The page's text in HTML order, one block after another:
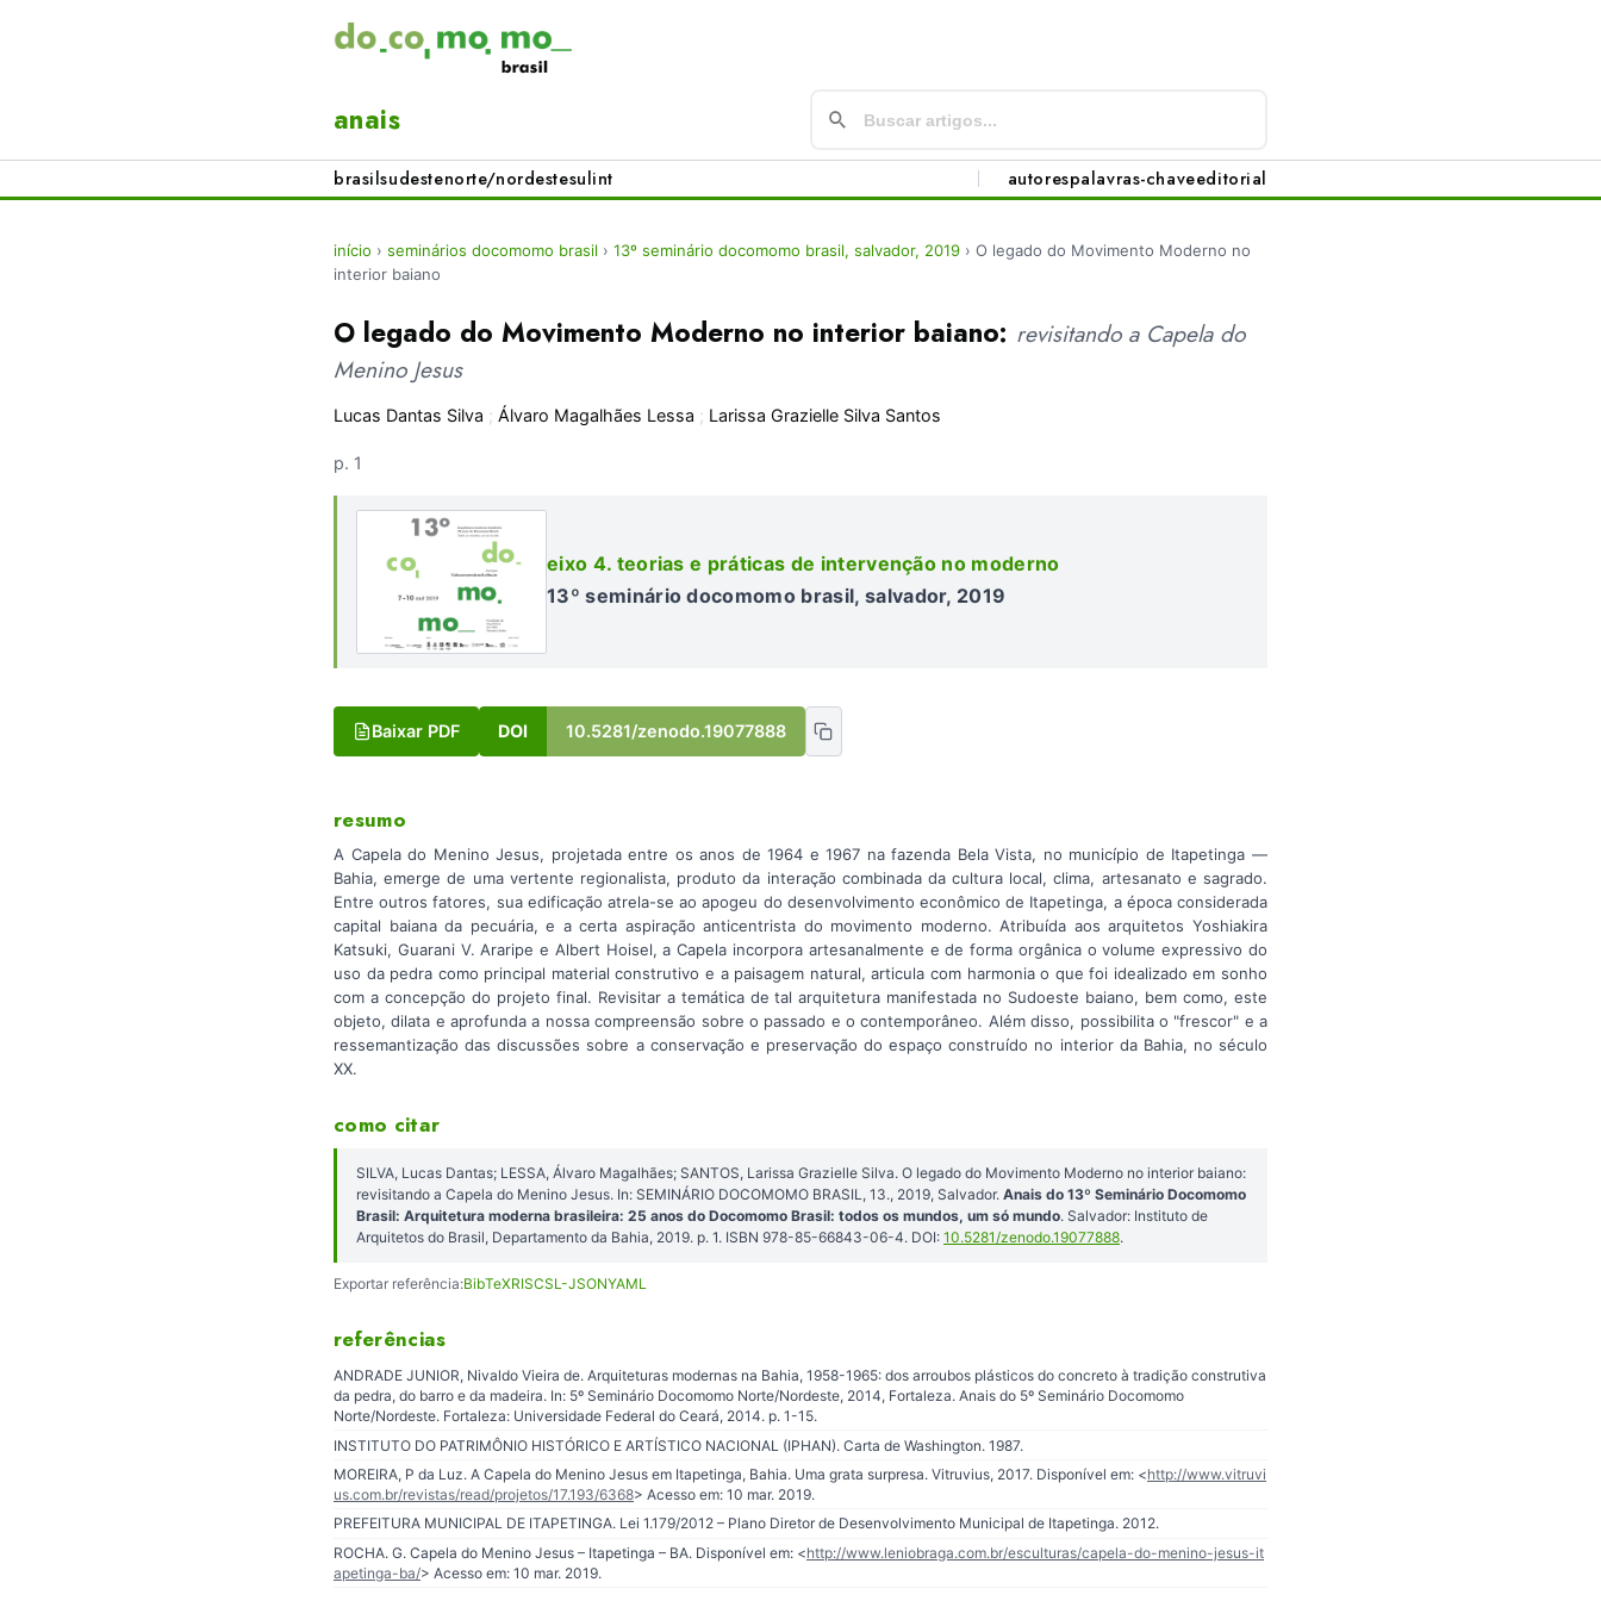
anais
brasilsudestenorte/nordestesulint autorespalavras-chaveeditorial
início › seminários docomomo brasil › 13º seminário docomomo brasil, salvador, 2019 › O legado do Movimento Moderno no
interior baiano
O legado do Movimento Moderno no interior baiano: revisitando a Capela do
Menino Jesus
Lucas Dantas Silva ; Álvaro Magalhães Lessa ; Larissa Grazielle Silva Santos
p. 1
eixo 4. teorias e práticas de intervenção no moderno
13º seminário docomomo brasil, salvador, 2019
Baixar PDF DOI 10.5281/zenodo.19077888
resumo
A Capela do Menino Jesus, projetada entre os anos de 1964 e 1967 na fazenda Bela Vista, no município de Itapetinga —
Bahia, emerge de uma vertente regionalista, produto da interação combinada da cultura local, clima, artesanato e sagrado.
Entre outros fatores, sua edificação atrela-se ao apogeu do desenvolvimento econômico de Itapetinga, a época considerada
capital baiana da pecuária, e a certa aspiração anticentrista do movimento moderno. Atribuída aos arquitetos Yoshiakira
Katsuki, Guarani V. Araripe e Albert Hoisel, a Capela incorpora artesanalmente e de forma orgânica o volume expressivo do
uso da pedra como principal material construtivo e a paisagem natural, articula com harmonia o que foi idealizado em sonho
com a concepção do projeto final. Revisitar a temática de tal arquitetura manifestada no Sudoeste baiano, bem como, este
objeto, dilata e aprofunda a nossa compreensão sobre o passado e o contemporâneo. Além disso, possibilita o "frescor" e a
ressemantização das discussões sobre a conservação e preservação do espaço construído no interior da Bahia, no século
XX.
como citar
SILVA, Lucas Dantas; LESSA, Álvaro Magalhães; SANTOS, Larissa Grazielle Silva. O legado do Movimento Moderno no interior baiano:
revisitando a Capela do Menino Jesus. In: SEMINÁRIO DOCOMOMO BRASIL, 13., 2019, Salvador. Anais do 13º Seminário Docomomo
Brasil: Arquitetura moderna brasileira: 25 anos do Docomomo Brasil: todos os mundos, um só mundo. Salvador: Instituto de
Arquitetos do Brasil, Departamento da Bahia, 2019. p. 1. ISBN 978-85-66843-06-4. DOI: 10.5281/zenodo.19077888.
Exportar referência:BibTeXRISCSL-JSONYAML
referências
ANDRADE JUNIOR, Nivaldo Vieira de. Arquiteturas modernas na Bahia, 1958-1965: dos arroubos plásticos do concreto à tradição construtiva
da pedra, do barro e da madeira. In: 5º Seminário Docomomo Norte/Nordeste, 2014, Fortaleza. Anais do 5º Seminário Docomomo
Norte/Nordeste. Fortaleza: Universidade Federal do Ceará, 2014. p. 1-15.
INSTITUTO DO PATRIMÔNIO HISTÓRICO E ARTÍSTICO NACIONAL (IPHAN). Carta de Washington. 1987.
MOREIRA, P da Luz. A Capela do Menino Jesus em Itapetinga, Bahia. Uma grata surpresa. Vitruvius, 2017. Disponível em: <http://www.vitruvi
us.com.br/revistas/read/projetos/17.193/6368> Acesso em: 10 mar. 2019.
PREFEITURA MUNICIPAL DE ITAPETINGA. Lei 1.179/2012 – Plano Diretor de Desenvolvimento Municipal de Itapetinga. 2012.
ROCHA. G. Capela do Menino Jesus – Itapetinga – BA. Disponível em: <http://www.leniobraga.com.br/esculturas/capela-do-menino-jesus-it
apetinga-ba/> Acesso em: 10 mar. 2019.